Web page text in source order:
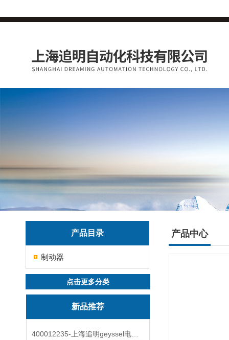
产品目录
制动器
点击更多分类
新品推荐
产品中心